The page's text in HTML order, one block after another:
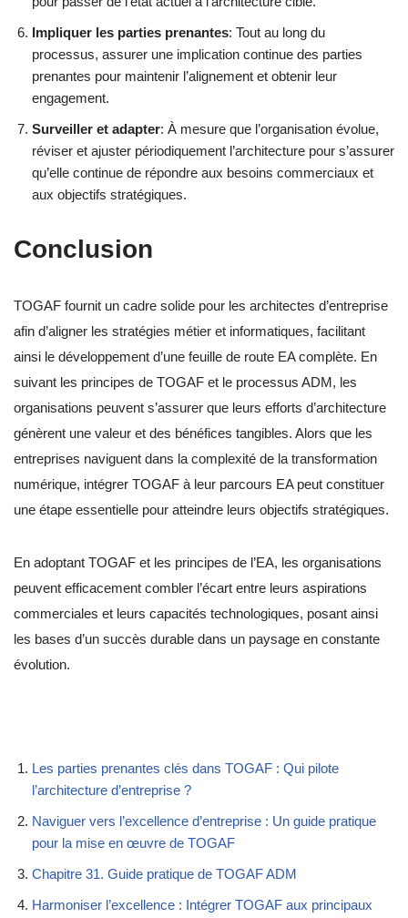
Impliquer les parties prenantes: Tout au long du
processus, assurer une implication continue des parties
prenantes pour maintenir l’alignement et obtenir leur
engagement.
Surveiller et adapter: À mesure que l’organisation évolue,
réviser et ajuster périodiquement l’architecture pour s’assurer
qu’elle continue de répondre aux besoins commerciaux et
aux objectifs stratégiques.
Conclusion
TOGAF fournit un cadre solide pour les architectes d’entreprise
afin d’aligner les stratégies métier et informatiques, facilitant
ainsi le développement d’une feuille de route EA complète. En
suivant les principes de TOGAF et le processus ADM, les
organisations peuvent s’assurer que leurs efforts d’architecture
génèrent une valeur et des bénéfices tangibles. Alors que les
entreprises naviguent dans la complexité de la transformation
numérique, intégrer TOGAF à leur parcours EA peut constituer
une étape essentielle pour atteindre leurs objectifs stratégiques.
En adoptant TOGAF et les principes de l’EA, les organisations
peuvent efficacement combler l’écart entre leurs aspirations
commerciales et leurs capacités technologiques, posant ainsi
les bases d’un succès durable dans un paysage en constante
évolution.
Les parties prenantes clés dans TOGAF : Qui pilote
l’architecture d’entreprise ?
Naviguer vers l’excellence d’entreprise : Un guide pratique
pour la mise en œuvre de TOGAF
Chapitre 31. Guide pratique de TOGAF ADM
Harmoniser l’excellence : Intégrer TOGAF aux principaux